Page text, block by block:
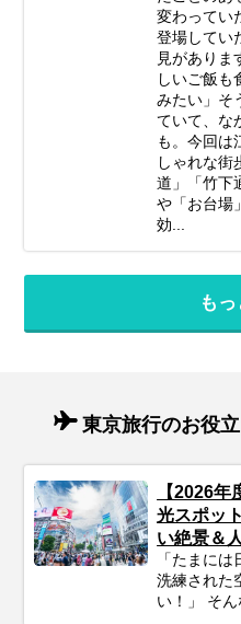
変わってい
登場してい
見がありま
しいご飯も
みたい」そ
ていて、な
も。今回は
しゃれな街
道」「竹下
や「お台場
効...
も
東京旅行のお役
【2026
光スポッ
い絶景＆
「たまに
洗練された
い！」 そん